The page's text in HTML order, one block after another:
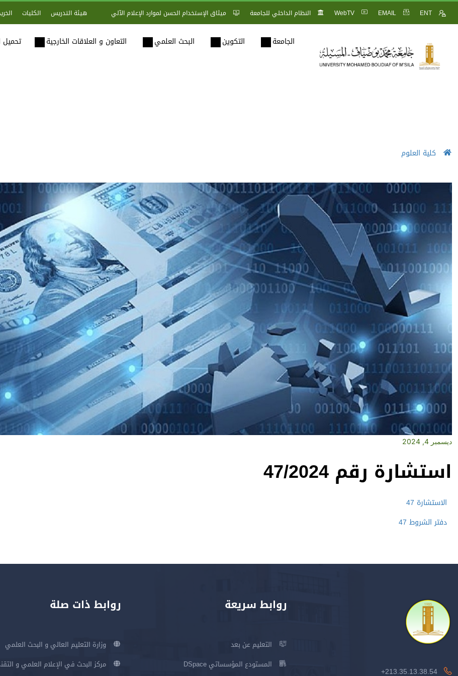
ENT
EMAIL
WebTV النظام الداخلي للجامعة ميثاق الإستخدام الحسن لموارد الإعلام الآلي هيئة التدريس الكليات
الجامعة التكوين البحث العلمي التعاون و العلاقات الخارجية تحميل
كلية العلوم
ديسمبر 4, 2024
استشارة رقم 47/2024
الاستشارة 47
دفتر الشروط 47
213.35.13.38.54+
روابط سريعة
التعليم عن بعد
المستودع المؤسساتي DSpace
روابط ذات صلة
وزارة التعليم العالي و البحث العلمي
مركز البحث في الإعلام العلمي و